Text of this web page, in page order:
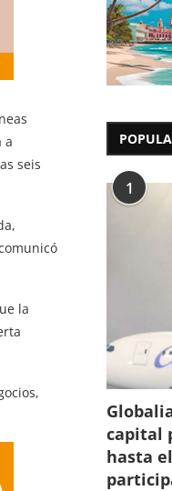
a
seis
la
1
capital
hasta